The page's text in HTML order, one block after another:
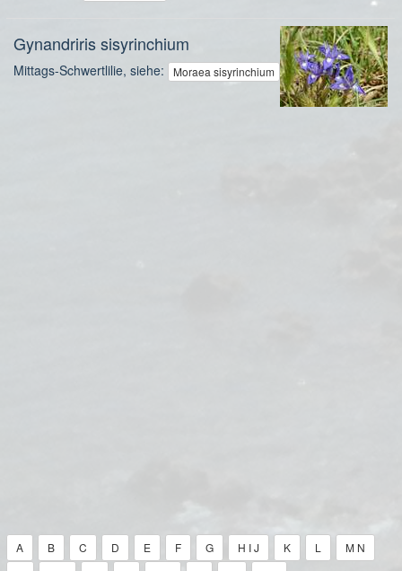
Gynandriris sisyrinchium
Mittags-Schwertlilie, siehe: Moraea sisyrinchium
A B C D E F G H I J K L
M N